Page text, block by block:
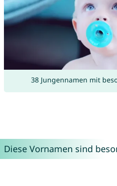
38 Jungennamen mit
Diese Vornamen sind